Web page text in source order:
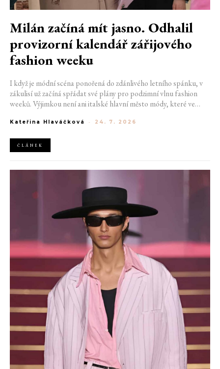
Milán začíná mít jasno. Odhalil
provizorní kalendář zářijového
fashion weeku
I když je módní scéna ponořená do zdánlivého letního spánku, v
zákulisí už začíná spřádat své plány pro podzimní vlnu fashion
weeků. Výjimkou není ani italské hlavní město módy, které ve
22. do 28. září přivítá tradiční jména, pozornost však zaměří
Moschino.
Kateřina Hlaváčková - 24. 7. 2026
ČLÁNEK